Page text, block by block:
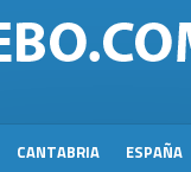
CANTABRIA ESPAÑA